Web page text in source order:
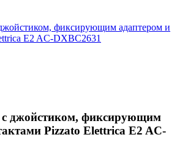
джойстиком, фиксирующим
Pizzato Elettrica E2 AC-